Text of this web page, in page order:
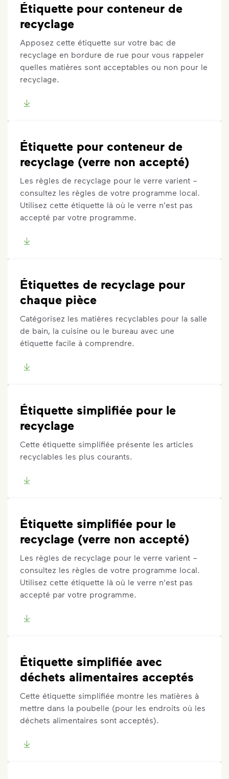
Étiquette pour conteneur de
recyclage
Apposez cette étiquette sur votre bac de
recyclage en bordure de rue pour vous rappeler
quelles matières sont acceptables ou non pour le
recyclage.
Étiquette pour conteneur de
recyclage (verre non accepté)
Les règles de recyclage pour le verre varient –
consultez les règles de votre programme local.
Utilisez cette étiquette là où le verre n'est pas
accepté par votre programme.
Étiquettes de recyclage pour
chaque pièce
Catégorisez les matières recyclables pour la salle
de bain, la cuisine ou le bureau avec une
étiquette facile à comprendre.
Étiquette simplifiée pour le
recyclage
Cette étiquette simplifiée présente les articles
recyclables les plus courants.
Étiquette simplifiée pour le
recyclage (verre non accepté)
Les règles de recyclage pour le verre varient –
consultez les règles de votre programme local.
Utilisez cette étiquette là où le verre n'est pas
accepté par votre programme.
Étiquette simplifiée avec
déchets alimentaires acceptés
Cette étiquette simplifiée montre les matières à
mettre dans la poubelle (pour les endroits où les
déchets alimentaires sont acceptés).